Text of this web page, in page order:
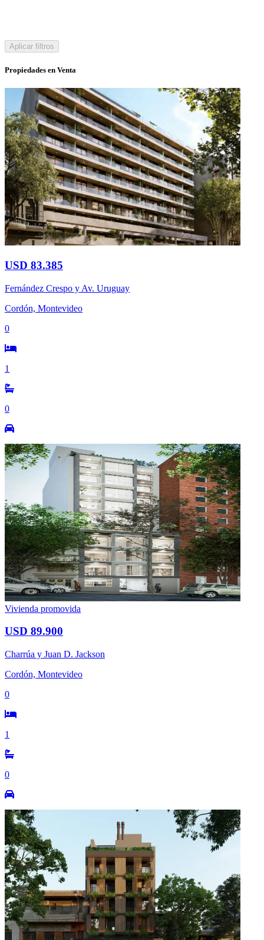
Aplicar filtros
Propiedades en Venta
USD 83.385
Fernández Crespo y Av. Uruguay
Cordón, Montevideo
0
1
0
Vivienda promovida
USD 89.900
Charrúa y Juan D. Jackson
Cordón, Montevideo
0
1
0